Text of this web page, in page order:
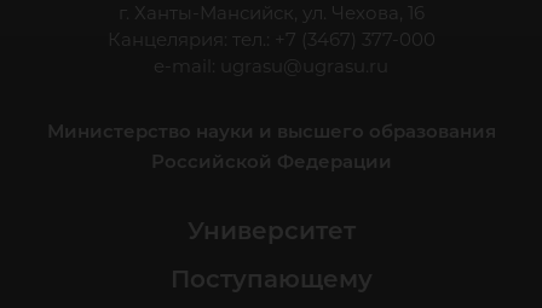
г. Ханты-Мансийск, ул. Чехова, 16
Канцелярия: тел.: +7 (3467) 377-000
e-mail:
ugrasu@ugrasu.ru
Министерство науки и высшего образования
Российской Федерации
Университет
Поступающему